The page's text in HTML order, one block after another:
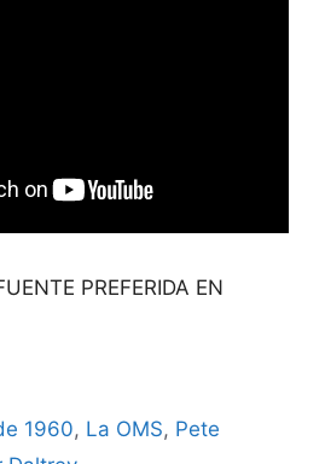
PREFERIDA EN
1960, La OMS, Pete